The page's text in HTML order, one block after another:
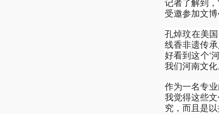
受邀参加文
孔焯玟在美
线香非遗传
好看到这个‘
我们河南文化
作为一名专
我觉得这些
究，而且是